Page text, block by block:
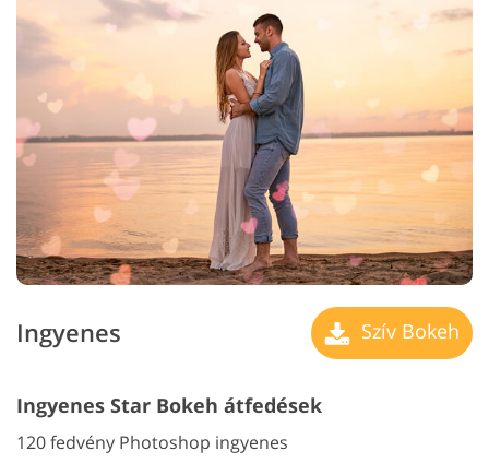
Ingyenes Szív Bokeh
Ingyenes Star Bokeh átfedések
120 fedvény Photoshop ingyenes